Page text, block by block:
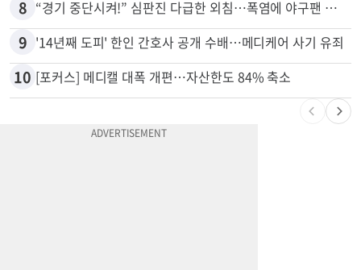
7 취업 잘되는 대학 1위는?…하버드 3위
8 “경기 중단시켜!” 심판진 다급한 외침…폭염에 야구팬 쓰러졌다
9 '14년째 도피' 한인 간호사 공개 수배…메디케어 사기 유죄